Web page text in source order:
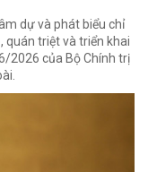
dự và phát biểu chỉ
quán triệt và triển khai
2026 của Bộ Chính trị